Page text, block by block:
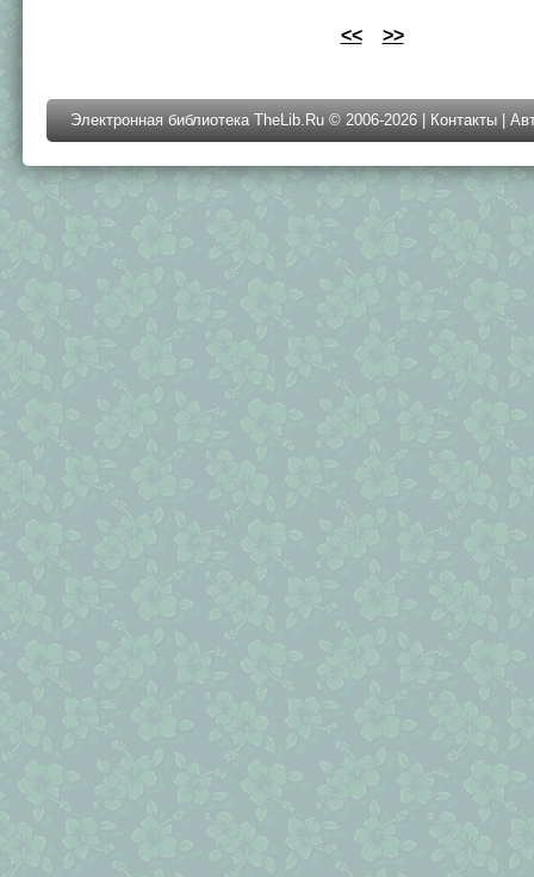
<< >>
Электронная библиотека TheLib.Ru © 2006-2026 | Контакты |